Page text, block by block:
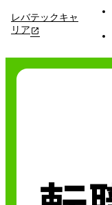
レバテックキャ
リア